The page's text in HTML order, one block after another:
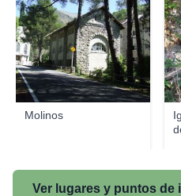
Molinos
Ver lugares y puntos de